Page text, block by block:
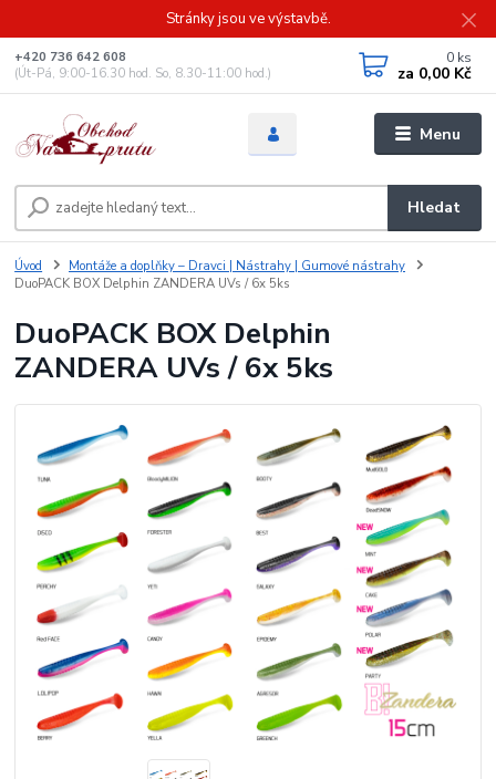
Stránky jsou ve výstavbě.
Menu
Hledat
+420 736 642 608
(Út-Pá, 9:00-16.30 hod. So, 8.30-11:00 hod.)
0 ks
za 0,00 Kč
Úvod
Montáže a doplňky – Dravci | Nástrahy | Gumové nástrahy
DuoPACK BOX Delphin ZANDERA UVs / 6x 5ks
DuoPACK BOX Delphin
ZANDERA UVs / 6x 5ks